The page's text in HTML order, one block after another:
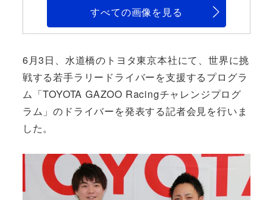
すべての画像を見る
6月3日、水道橋のトヨタ東京本社にて、世界に挑
戦する若手ラリードライバーを支援するプログラ
ム「TOYOTA GAZOO Racingチャレンジプログ
ラム」のドライバーを発表する記者会見を行いま
した。